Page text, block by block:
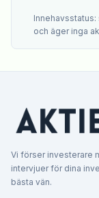
och äger inga
Vi förser investerare
intervjuer för dina
bästa vän.